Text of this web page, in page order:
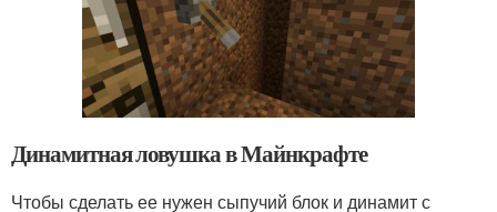
Динамитная ловушка в Майнкрафте
Чтобы сделать ее нужен сыпучий блок и динамит с